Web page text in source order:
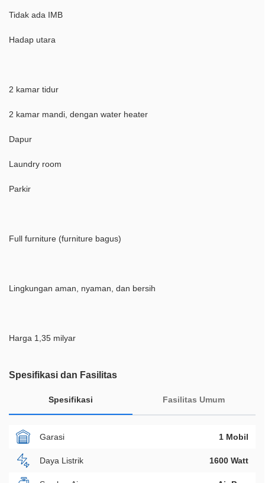
Tidak ada IMB
Hadap utara
2 kamar tidur
2 kamar mandi, dengan water heater
Dapur
Laundry room
Parkir
Full furniture (furniture bagus)
Lingkungan aman, nyaman, dan bersih
Harga 1,35 milyar
Spesifikasi dan Fasilitas
Spesifikasi Fasilitas Umum
Garasi 1 Mobil
Daya Listrik 1600 Watt